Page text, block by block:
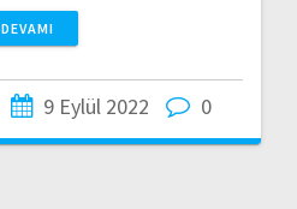
DEVAMI
9 Eylül 2022 0